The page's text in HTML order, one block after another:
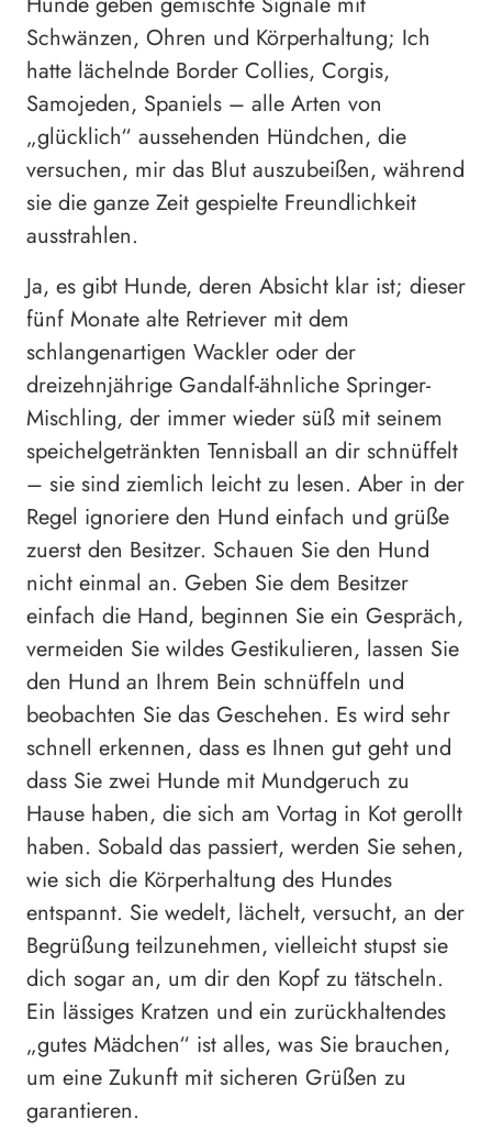
Schwänzen, Ohren und Körperhaltung; Ich
hatte lächelnde Border Collies, Corgis,
Samojeden, Spaniels – alle Arten von
„glücklich“ aussehenden Hündchen, die
versuchen, mir das Blut auszubeißen, während
sie die ganze Zeit gespielte Freundlichkeit
ausstrahlen.
Ja, es gibt Hunde, deren Absicht klar ist; dieser
fünf Monate alte Retriever mit dem
schlangenartigen Wackler oder der
dreizehnjährige Gandalf-ähnliche Springer-
Mischling, der immer wieder süß mit seinem
speichelgetränkten Tennisball an dir schnüffelt
– sie sind ziemlich leicht zu lesen. Aber in der
Regel ignoriere den Hund einfach und grüße
zuerst den Besitzer. Schauen Sie den Hund
nicht einmal an. Geben Sie dem Besitzer
einfach die Hand, beginnen Sie ein Gespräch,
vermeiden Sie wildes Gestikulieren, lassen Sie
den Hund an Ihrem Bein schnüffeln und
beobachten Sie das Geschehen. Es wird sehr
schnell erkennen, dass es Ihnen gut geht und
dass Sie zwei Hunde mit Mundgeruch zu
Hause haben, die sich am Vortag in Kot gerollt
haben. Sobald das passiert, werden Sie sehen,
wie sich die Körperhaltung des Hundes
entspannt. Sie wedelt, lächelt, versucht, an der
Begrüßung teilzunehmen, vielleicht stupst sie
dich sogar an, um dir den Kopf zu tätscheln.
Ein lässiges Kratzen und ein zurückhaltendes
„gutes Mädchen“ ist alles, was Sie brauchen,
um eine Zukunft mit sicheren Grüßen zu
garantieren.